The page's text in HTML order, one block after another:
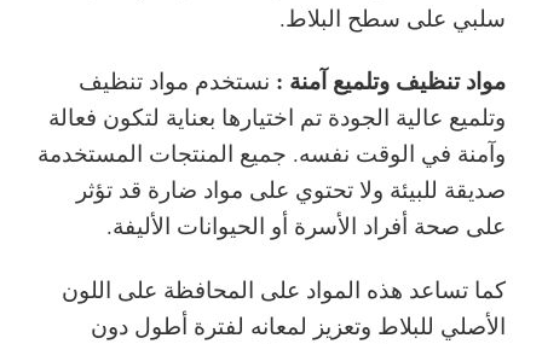
سلبي على سطح البلاط.
مواد تنظيف وتلميع آمنة : نستخدم مواد تنظيف
وتلميع عالية الجودة تم اختيارها بعناية لتكون فعالة
وآمنة في الوقت نفسه. جميع المنتجات المستخدمة
صديقة للبيئة ولا تحتوي على مواد ضارة قد تؤثر
على صحة أفراد الأسرة أو الحيوانات الأليفة.
كما تساعد هذه المواد على المحافظة على اللون
الأصلي للبلاط وتعزيز لمعانه لفترة أطول دون